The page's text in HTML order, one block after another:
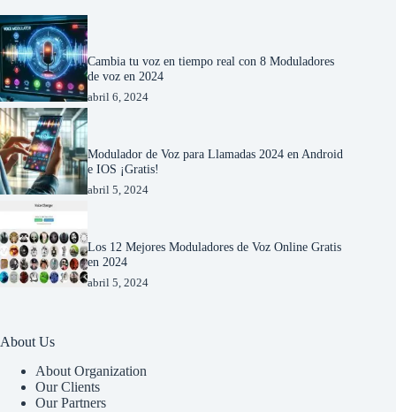
Cambia tu voz en tiempo real con 8 Moduladores
de voz en 2024
abril 6, 2024
Modulador de Voz para Llamadas 2024 en Android
e IOS ¡Gratis!
abril 5, 2024
Los 12 Mejores Moduladores de Voz Online Gratis
en 2024
abril 5, 2024
About Us
About Organization
Our Clients
Our Partners